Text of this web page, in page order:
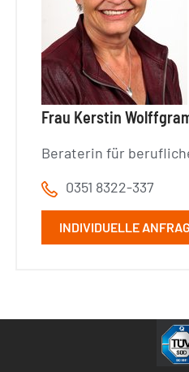
Frau Kerstin
Beraterin für
0351 8322-337
INDIVIDUELLE